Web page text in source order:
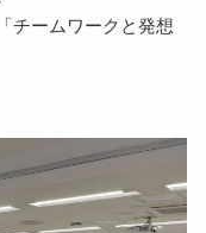
チームワークと発想